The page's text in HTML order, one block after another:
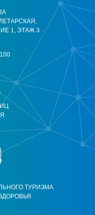
ТУРИЗМА
1, ЭТАЖ 3